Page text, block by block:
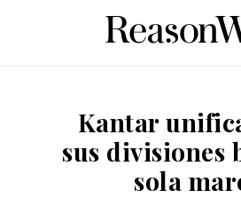
Kantar
sus divisiones
sola